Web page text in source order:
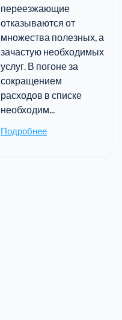
переезжающие
отказываются от
множества полезных, а
зачастую необходимых
услуг. В погоне за
сокращением
расходов в списке
необходим...
Подробнее